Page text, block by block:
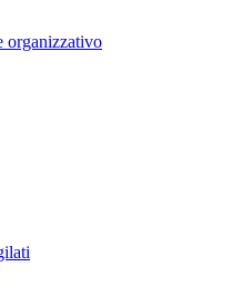
organizzativo